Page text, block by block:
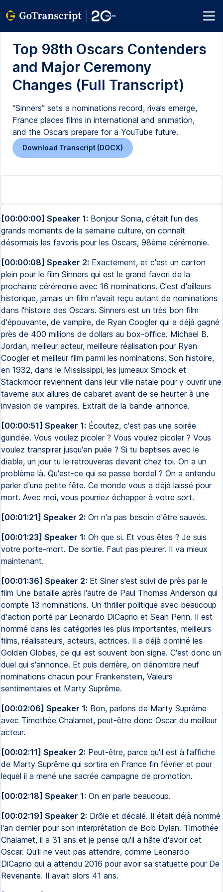
Top 98th Oscars Contenders
and Major Ceremony
Changes (Full Transcript)
“Sinners” sets a nominations record, rivals emerge,
France places films in international and animation,
and the Oscars prepare for a YouTube future.
Download Transcript (DOCX)
[00:00:00] Speaker 1: Bonjour Sonia, c'était l'un des
grands moments de la semaine culture, on connaît
désormais les favoris pour les Oscars, 98ème cérémonie.
[00:00:08] Speaker 2: Exactement, et c'est un carton
plein pour le film Sinners qui est le grand favori de la
prochaine cérémonie avec 16 nominations. C'est d'ailleurs
historique, jamais un film n'avait reçu autant de nominations
dans l'histoire des Oscars. Sinners est un très bon film
d'épouvante, de vampire, de Ryan Coogler qui a déjà gagné
près de 400 millions de dollars au box-office. Michael B.
Jordan, meilleur acteur, meilleure réalisation pour Ryan
Coogler et meilleur film parmi les nominations. Son histoire,
en 1932, dans le Mississippi, les jumeaux Smock et
Stackmoor reviennent dans leur ville natale pour y ouvrir une
taverne aux allures de cabaret avant de se heurter à une
invasion de vampires. Extrait de la bande-annonce.
[00:00:51] Speaker 1: Écoutez, c'est pas une soirée
guindée. Vous voulez picoler ? Vous voulez picoler ? Vous
voulez transpirer jusqu'en puée ? Si tu baptises avec le
diable, un jour tu le retrouveras devant chez toi. On a un
problème là. Qu'est-ce qui se passe bordel ? On a entendu
parler d'une petite fête. Ce monde vous a déjà laissé pour
mort. Avec moi, vous pourriez échapper à votre sort.
[00:01:21] Speaker 2: On n'a pas besoin d'être sauvés.
[00:01:23] Speaker 1: Oh que si. Et vous êtes ? Je suis
votre porte-mort. De sortie. Faut pas pleurer. Il va mieux
maintenant.
[00:01:36] Speaker 2: Et Siner s'est suivi de près par le
film Une bataille après l'autre de Paul Thomas Anderson qui
compte 13 nominations. Un thriller politique avec beaucoup
d'action porté par Leonardo DiCaprio et Sean Penn. Il est
nommé dans les catégories les plus importantes, meilleurs
films, réalisateurs, acteurs, actrices. Il a déjà dominé les
Golden Globes, ce qui est souvent bon signe. C'est donc un
duel qui s'annonce. Et puis derrière, on dénombre neuf
nominations chacun pour Frankenstein, Valeurs
sentimentales et Marty Suprême.
[00:02:06] Speaker 1: Bon, parlons de Marty Suprême
avec Timothée Chalamet, peut-être donc Oscar du meilleur
acteur.
[00:02:11] Speaker 2: Peut-être, parce qu'il est à l'affiche
de Marty Suprême qui sortira en France fin février et pour
lequel il a mené une sacrée campagne de promotion.
[00:02:18] Speaker 1: On en parle beaucoup.
[00:02:19] Speaker 2: Drôle et décalé. Il était déjà nommé
l'an dernier pour son interprétation de Bob Dylan. Timothée
Chalamet, il a 31 ans et je pense qu'il a hâte d'avoir cet
Oscar. Qu'il ne veut pas attendre, comme Leonardo
DiCaprio qui a attendu 2016 pour avoir sa statuette pour De
Revenante. Il avait alors 41 ans.